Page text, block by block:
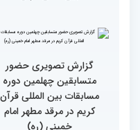
تشکیل نشست هماهنگی
هیئت داوران مسابقات
بین‌المللی قرآن در بخش
خواهران